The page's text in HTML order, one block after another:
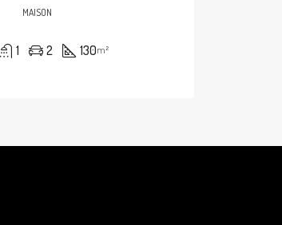
MAISON
1 2 130m²